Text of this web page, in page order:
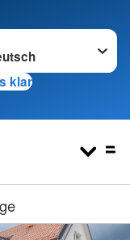
wechseln zu
klar